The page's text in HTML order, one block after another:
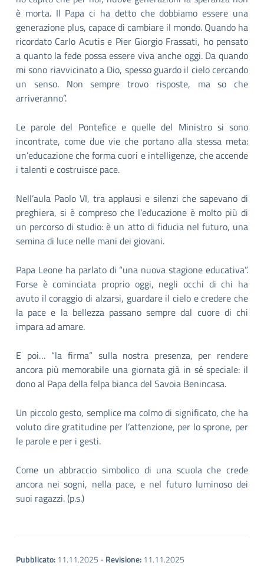
è morta. Il Papa ci ha detto che dobbiamo essere una
generazione plus, capace di cambiare il mondo. Quando ha
ricordato Carlo Acutis e Pier Giorgio Frassati, ho pensato
a quanto la fede possa essere viva anche oggi. Da quando
mi sono riavvicinato a Dio, spesso guardo il cielo cercando
un senso. Non sempre trovo risposte, ma so che
arriveranno”.
Le parole del Pontefice e quelle del Ministro si sono
incontrate, come due vie che portano alla stessa meta:
un’educazione che forma cuori e intelligenze, che accende
i talenti e costruisce pace.
Nell’aula Paolo VI, tra applausi e silenzi che sapevano di
preghiera, si è compreso che l’educazione è molto più di
un percorso di studio: è un atto di fiducia nel futuro, una
semina di luce nelle mani dei giovani.
Papa Leone ha parlato di “una nuova stagione educativa”.
Forse è cominciata proprio oggi, negli occhi di chi ha
avuto il coraggio di alzarsi, guardare il cielo e credere che
la pace e la bellezza passano sempre dal cuore di chi
impara ad amare.
E poi… “la firma” sulla nostra presenza, per rendere
ancora più memorabile una giornata già in sé speciale: il
dono al Papa della felpa bianca del Savoia Benincasa.
Un piccolo gesto, semplice ma colmo di significato, che ha
voluto dire gratitudine per l’attenzione, per lo sprone, per
le parole e per i gesti.
Come un abbraccio simbolico di una scuola che crede
ancora nei sogni, nella pace, e nel futuro luminoso dei
suoi ragazzi. (p.s.)
Pubblicato:11.11.2025 -Revisione:11.11.2025